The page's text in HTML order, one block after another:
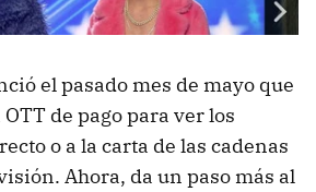
el pasado mes de mayo que
de pago para ver los
o a la carta de las cadenas
Ahora, da un paso más al